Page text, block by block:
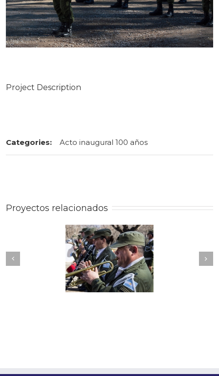
Project Description
Categories: Acto inaugural 100 años
Proyectos relacionados